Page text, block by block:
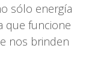
sólo energía
que funcione
nos brinden